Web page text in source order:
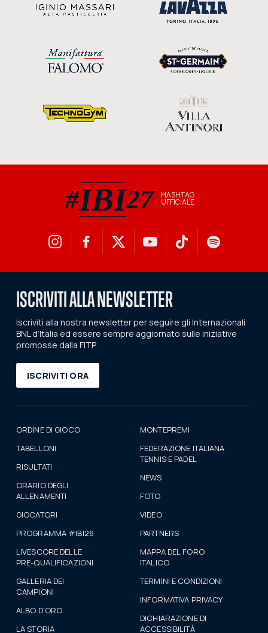
#IBI27
#IBI27 hashtag ufficiale
HASHTAG
UFFICIALE
ISCRIVITI ALLA NEWSLETTER
Iscriviti alla nostra newsletter per seguire gli Internazionali
BNL d’Italia ed essere sempre aggiornato sulle iniziative
promosse dalla FITP
ISCRIVITI ORA
ORDINE DI GIOCO
TABELLONI
RISULTATI
ORARIO DEGLI
ALLENAMENTI
GIOCATORI
PROGRAMMA #IBI26
LIVESCORE DELLE
PRE-QUALIFICAZIONI
GALLERIA DEI
CAMPIONI
ALBO D'ORO
LA STORIA
MONTEPREMI
FEDERAZIONE ITALIANA
TENNIS E PADEL
NEWS
FOTO
VIDEO
PARTNERS
MAPPA DEL FORO
ITALICO
TERMINI E CONDIZIONI
INFORMATIVA PRIVACY
DICHIARAZIONE DI
ACCESSIBILITÀ